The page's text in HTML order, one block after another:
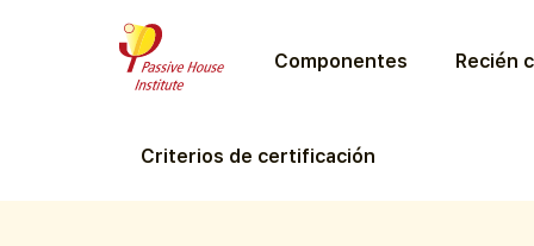
Componentes Recién
Criterios de certificación